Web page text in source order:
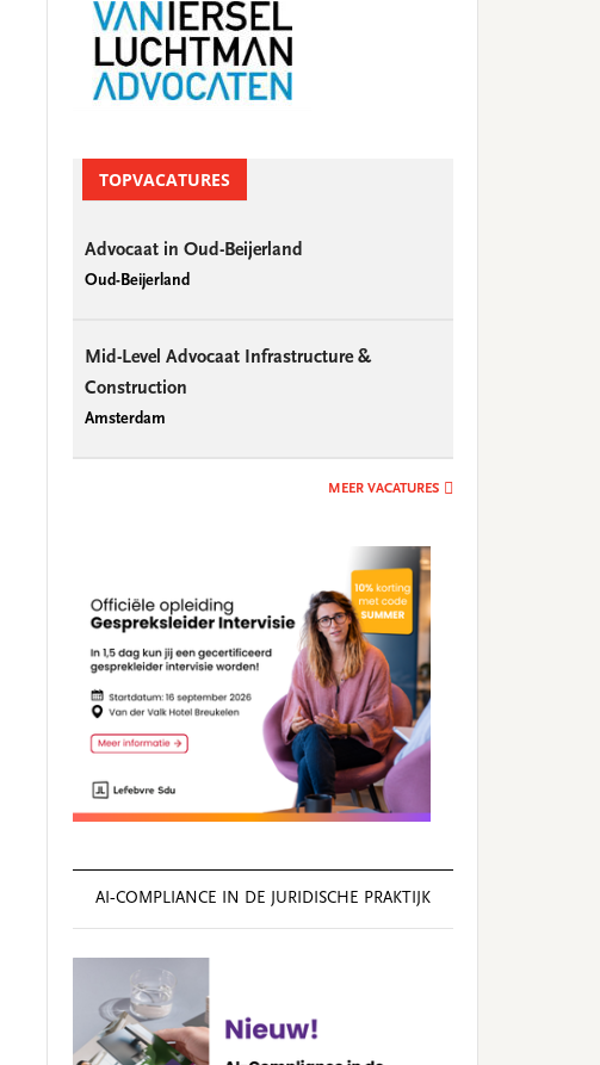
TOPVACATURES
Advocaat in Oud-Beijerland
Oud-Beijerland
Mid-Level Advocaat Infrastructure &
Construction
Amsterdam
MEER VACATURES
AI‑COMPLIANCE IN DE JURIDISCHE PRAKTIJK